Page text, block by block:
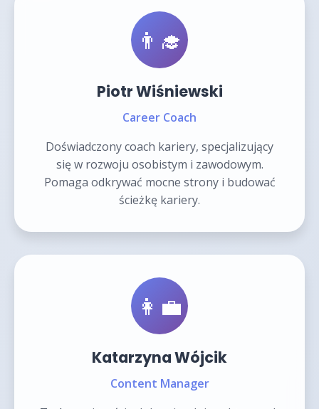
👨‍🎓
Piotr Wiśniewski
Career Coach
Doświadczony coach kariery, specjalizujący
się w rozwoju osobistym i zawodowym.
Pomaga odkrywać mocne strony i budować
ścieżkę kariery.
👩‍💼
Katarzyna Wójcik
Content Manager